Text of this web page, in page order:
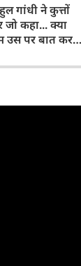
गांधी ने कुत्तों
जो कहा... क्या
उस पर बात कर